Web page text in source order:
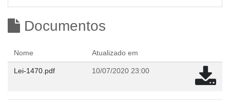
Documentos
Nome Atualizado em
Lei-1470.pdf 10/07/2020 23:00